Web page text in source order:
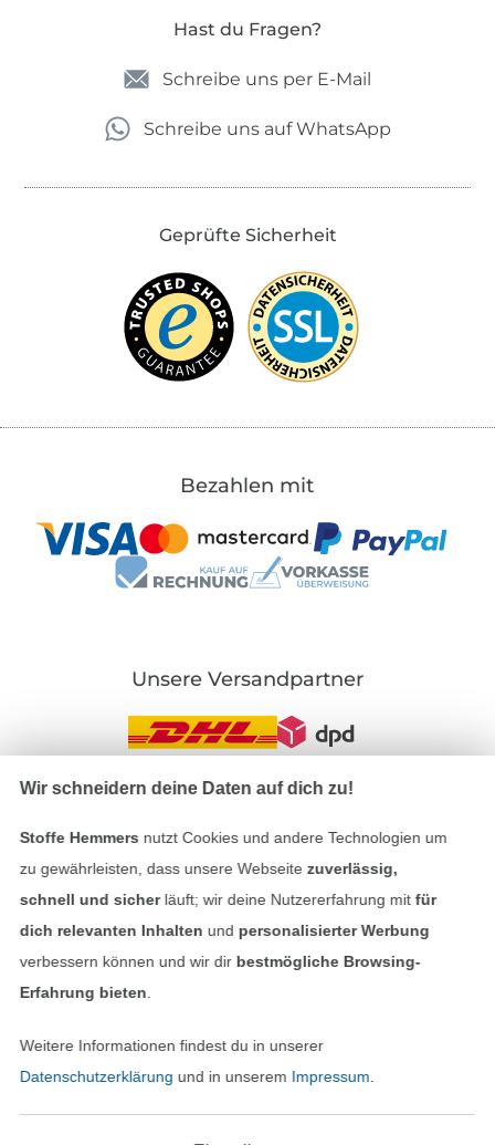
Hast du Fragen?
Schreibe uns per E-Mail
Schreibe uns auf WhatsApp
Geprüfte Sicherheit
Bezahlen mit
Unsere Versandpartner
Impressum
AGB
Widerrufsrecht
Wir schneidern deine Daten auf dich zu!
Stoffe Hemmers nutzt Cookies und andere Technologien um
zu gewährleisten, dass unsere Webseite zuverlässig,
schnell und sicherläuft; wir deine Nutzererfahrung mitfür
dich relevanten Inhalten und personalisierter Werbung
verbessern können und wir dir bestmögliche Browsing-
Erfahrung bieten
Weitere Informationen findest du in unserer
Datenschutzerklärung und in unserem Impressum